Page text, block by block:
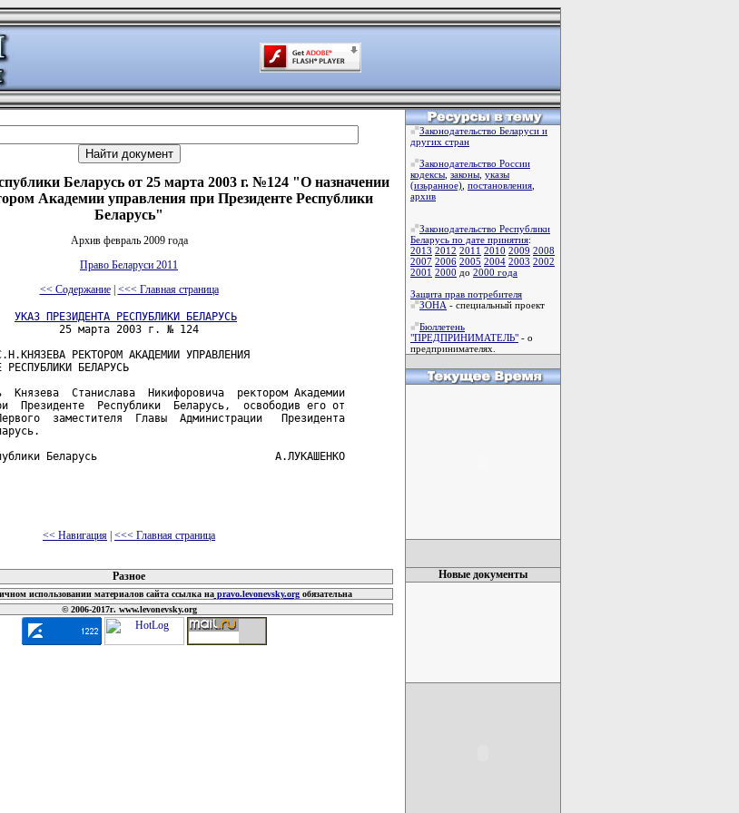
Беларусь от 25 марта 2003 г. №124 "О назначении
Академии управления при Президенте Республики
Беларусь"
Архив февраль 2009 года
Право Беларуси 2011
<< Содержание| <<< Главная страница
УКАЗ ПРЕЗИДЕНТА РЕСПУБЛИКИ БЕЛАРУСЬ
25 марта 2003 г. № 124
РЕКТОРОМ АКАДЕМИИ УПРАВЛЕНИЯ
РЕСПУБЛИКИ БЕЛАРУСЬ
Князева  Станислава  Никифоровича  ректором Академии
Президенте  Республики  Беларусь,  освободив его от
заместителя  Главы  Администрации   Президента
Беларусь                            А.ЛУКАШЕНКО
<< Навигация <<< Главная страница
Разное
использовании материалов сайта ссылка наpravo.levonevsky.orgобязательна
© 2006-2017г. www.levonevsky.org
Законодательство Беларуси и
других стран
Законодательство России
кодексы законы указы
(изьранное) постановления
архив
Законодательство Республики
Беларусь по дате принятия:
2013 2012 2011 2010 2009 2008
2007 2006 2005 2004 2003 2002
2001 2000 до 2000 года
Защита прав потребителя
ЗОНА - специальный проект
Бюллетень
"ПРЕДПРИНИМАТЕЛЬ" - о
предпринимателях.
Новые документы